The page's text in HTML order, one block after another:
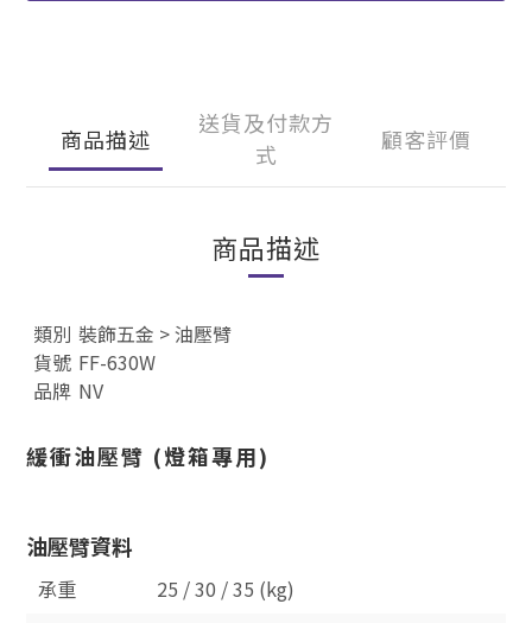
商品描述
送貨及付款方
式
顧客評價
商品描述
類別 裝飾五金 >油壓臂
貨號 FF-630W
品牌 NV
緩衝油壓臂 (燈箱專用)
油壓臂資料
承重 25 / 30 / 35 (kg)